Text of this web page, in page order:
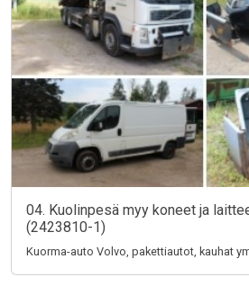
04. Kuolinpesä myy koneet ja
(2423810-1)
Kuorma-auto Volvo, pakettiautot, kauhat